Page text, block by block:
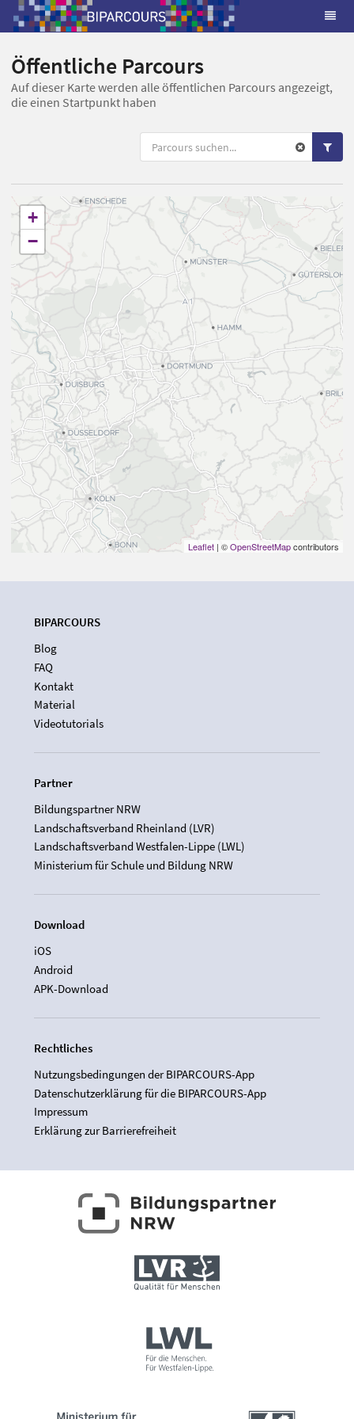
Öffentliche Parcours
Auf dieser Karte werden alle öffentlichen Parcours angezeigt,
die einen Startpunkt haben
+
−
Leaflet | ©OpenStreetMapcontributors
BIPARCOURS
Blog
FAQ
Kontakt
Material
Videotutorials
Partner
Bildungspartner NRW
Landschaftsverband Rheinland (LVR)
Landschaftsverband Westfalen-Lippe (LWL)
Ministerium für Schule und Bildung NRW
Download
iOS
Android
APK-Download
Rechtliches
Nutzungsbedingungen der BIPARCOURS-App
Datenschutzerklärung für die BIPARCOURS-App
Impressum
Erklärung zur Barrierefreiheit